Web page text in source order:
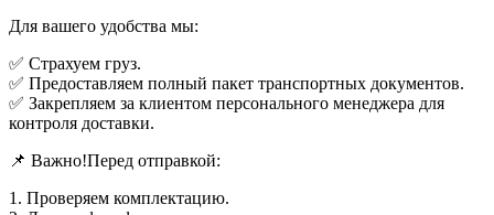
Для вашего удобства мы:
✅ Страхуем груз.
✅ Предоставляем полный пакет транспортных документов.
✅ Закрепляем за клиентом персонального менеджера для
контроля доставки.
📌 Важно!Перед отправкой:
1. Проверяем комплектацию.